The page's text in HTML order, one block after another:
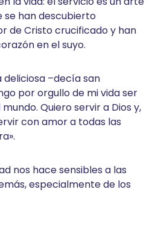
se han descubierto
de Cristo crucificado y han
en el suyo.
deliciosa –decía san
por orgullo de mi vida ser
Quiero servir a Dios y,
con amor a todas las
nos hace sensibles a las
especialmente de los